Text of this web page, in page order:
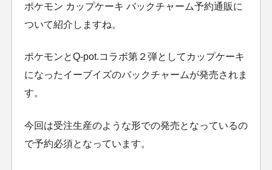
ポケモン カップケーキ バックチャーム予約通販に
ついて紹介しますね。
ポケモンとQ-pot.コラボ第２弾としてカップケーキ
になったイーブイズのバックチャームが発売されま
す。
今回は受注生産のような形での発売となっているの
で予約必須となっています。